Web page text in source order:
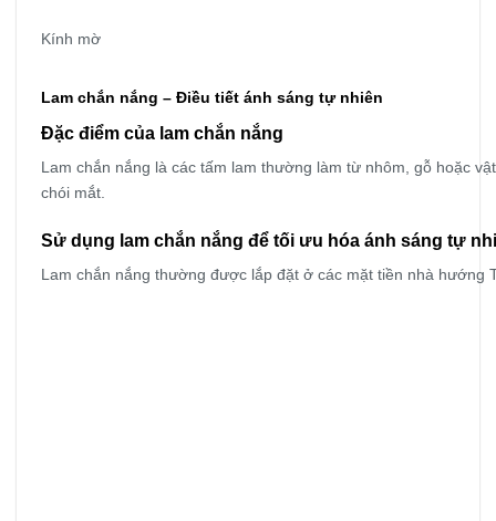
Kính mờ
Lam chắn nắng – Điều tiết ánh sáng tự nhiên
Đặc điểm của lam chắn nắng
Lam chắn nắng là các tấm lam thường làm từ nhôm, gỗ hoặc
chói mắt.
Sử dụng lam chắn nắng để tối ưu hóa ánh sáng tự
Lam chắn nắng thường được lắp đặt ở các mặt tiền nhà